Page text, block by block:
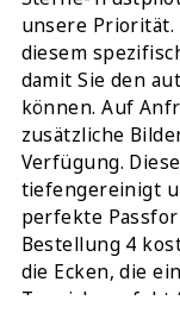
unsere Priorität.
diesem
damit Sie den
können. Auf
zusätzliche
Verfügung.
tiefengereinigt
perfekte
Bestellung 4
die Ecken, die
Teppich perfekt